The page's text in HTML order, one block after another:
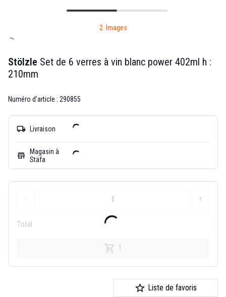
2 Images
Stölzle Set de 6 verres à vin blanc power 402ml h :
210mm
Numéro d'article : 290855
local_shipping Livraison
store
Magasin à
Stäfa
- +
Total
1
Liste de favoris